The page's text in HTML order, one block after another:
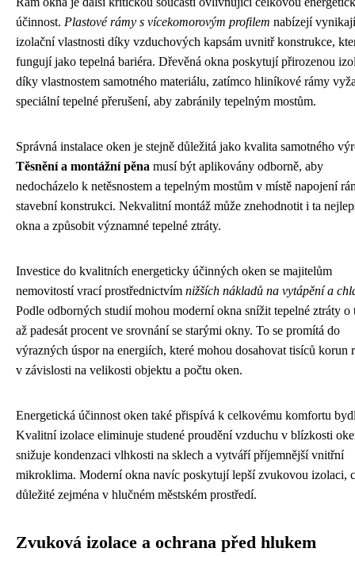
účinnost. Plastové rámy s vícekomorovým profilem nabízejí
izolační vlastnosti díky vzduchových kapsám uvnitř konstrukce,
fungují jako tepelná bariéra. Dřevěná okna poskytují přirozenou
díky vlastnostem samotného materiálu, zatímco hliníkové rámy
speciální tepelné přerušení, aby zabránily tepelným mostům.
Správná instalace oken je stejně důležitá jako kvalita samotného
Těsnění a montážní pěna musí být aplikovány odborně, aby
nedocházelo k netěsnostem a tepelným mostům v místě napojení
stavební konstrukci. Nekvalitní montáž může znehodnotit i ta
okna a způsobit významné tepelné ztráty.
Investice do kvalitních energeticky účinných oken se majitelům
nemovitostí vrací prostřednictvím nižších nákladů na vytápění a
Podle odborných studií mohou moderní okna snížit tepelné ztráty o
až padesát procent ve srovnání se starými okny. To se promítá do
výrazných úspor na energiích, které mohou dosahovat tisíců korun
v závislosti na velikosti objektu a počtu oken.
Energetická účinnost oken také přispívá k celkovému komfortu
Kvalitní izolace eliminuje studené proudění vzduchu v blízkosti
snižuje kondenzaci vlhkosti na sklech a vytváří příjemnější vnitřní
mikroklima. Moderní okna navíc poskytují lepší zvukovou izolaci,
důležité zejména v hlučném městském prostředí.
Zvuková izolace a ochrana před hlukem